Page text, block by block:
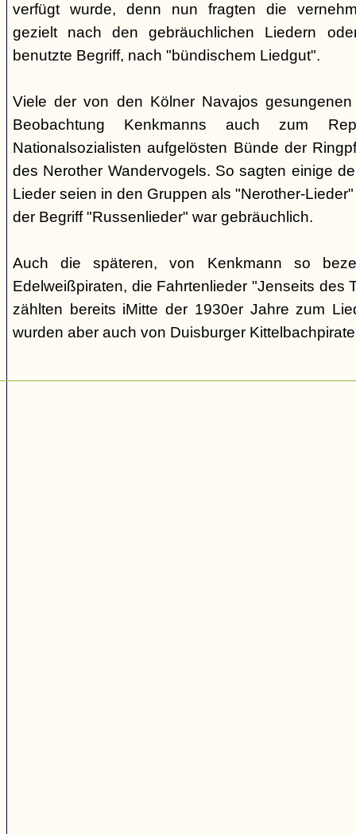
verfügt wurde, denn nun fragten die
gezielt nach den gebräuchlichen Liedern
benutzte Begriff, nach "bündischem Liedgut".
Viele der von den Kölner Navajos
Beobachtung Kenkmanns auch zum
Nationalsozialisten aufgelösten Bünde der
des Nerother Wandervogels. So sagten einige
Lieder seien in den Gruppen als "Nerother-
der Begriff "Russenlieder" war gebräuchlich.
Auch die späteren, von Kenkmann so
Edelweißpiraten, die Fahrtenlieder "Jenseits des
zählten bereits iMitte der 1930er Jahre zum
wurden aber auch von Duisburger